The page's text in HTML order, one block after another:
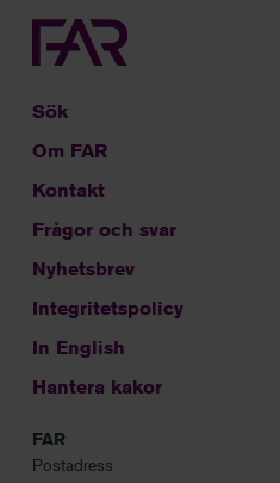
Sök
Om FAR
Kontakt
Frågor och svar
Nyhetsbrev
Integritetspolicy
In English
Hantera kakor
FAR
Postadress